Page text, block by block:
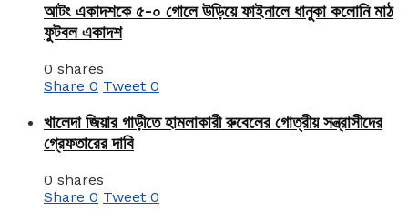
আটং একাদশকে ৫-০ গোলে উড়িয়ে ফাইনালে ধানুকা কলোনি মাঠ
ফুটবল একাদশ
0 shares
Share 0 Tweet 0
খালেদা জিয়ার গাড়ীতে হামলাকারী রুবেলের গোত্রীয় সন্ত্রাসীদের
গ্রেফতারের দাবি
0 shares
Share 0 Tweet 0